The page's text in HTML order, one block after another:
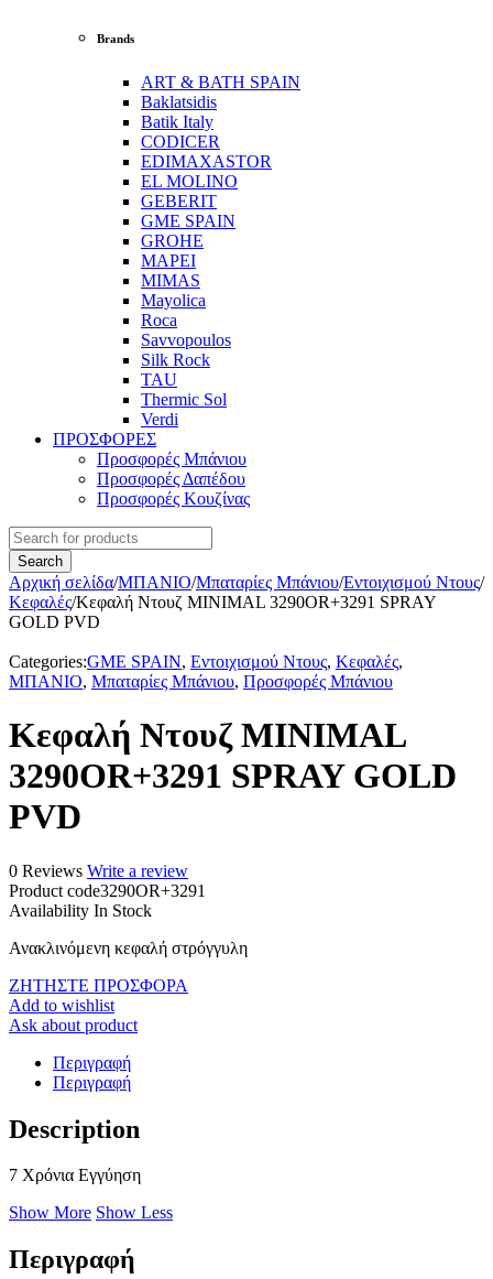
Brands
ART & BATH SPAIN
Baklatsidis
Batik Italy
CODICER
EDIMAXASTOR
EL MOLINO
GEBERIT
GME SPAIN
GROHE
MAPEI
MIMAS
Mayolica
Roca
Savvopoulos
Silk Rock
TAU
Thermic Sol
Verdi
ΠΡΟΣΦΟΡΕΣ
Προσφορές Μπάνιου
Προσφορές Δαπέδου
Προσφορές Κουζίνας
Αρχική σελίδα/ΜΠΑΝΙΟ/Μπαταρίες Μπάνιου/Εντοιχισμού Ντους/
Κεφαλές/Κεφαλή Ντουζ MINIMAL 3290OR+3291 SPRAY
GOLD PVD
Categories:GME SPAIN, Εντοιχισμού Ντους, Κεφαλές,
ΜΠΑΝΙΟ, Μπαταρίες Μπάνιου, Προσφορές Μπάνιου
Κεφαλή Ντουζ MINIMAL
3290OR+3291 SPRAY GOLD
PVD
0 Reviews Write a review
Product code3290OR+3291
Availability In Stock
Ανακλινόμενη κεφαλή στρόγγυλη
ΖΗΤΗΣΤΕ ΠΡΟΣΦΟΡΑ
Add to wishlist
Ask about product
Περιγραφή
Περιγραφή
Description
7 Χρόνια Εγγύηση
Show More Show Less
Περιγραφή